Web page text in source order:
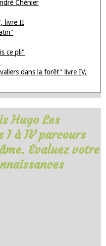
Chénier
livre II
ce pli"
dans la forêt" livre IV,
Hugo Les
I à IV parcours
Evaluez votre